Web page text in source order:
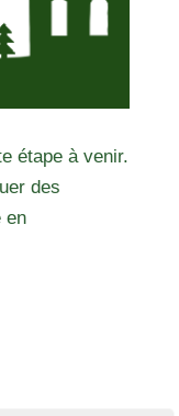
étape à venir.
des
en